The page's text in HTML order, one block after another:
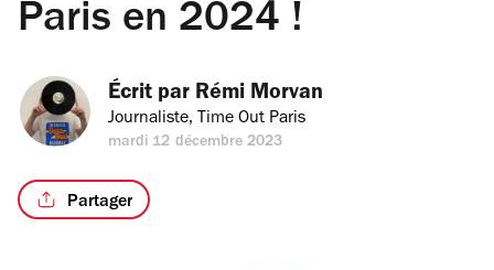
Paris en 2024 !
Écrit par Rémi Morvan
Journaliste, Time Out Paris
mardi 12 décembre 2023
Partager